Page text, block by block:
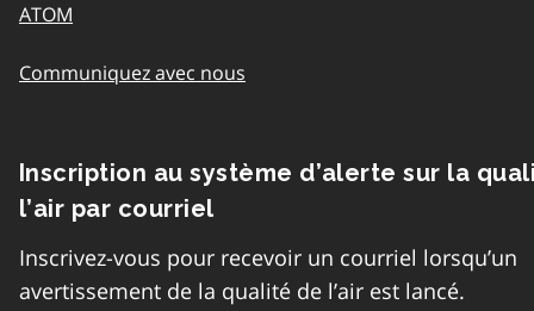
ATOM
Communiquez avec nous
Inscription au système d’alerte sur la
l’air par courriel
Inscrivez-vous pour recevoir un courriel lorsqu’un
avertissement de la qualité de l’air est lancé.